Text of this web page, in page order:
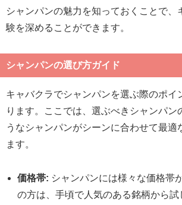
シャンパンの魅力を知っておくことで、
験を深めることができます。
シャンパンの選び方ガイド
キャバクラでシャンパンを選ぶ際のポイ
ります。ここでは、選ぶべきシャンパン
うなシャンパンがシーンに合わせて最適
ます。
価格帯: シャンパンには様々な価格帯
の方は、手頃で人気のある銘柄から